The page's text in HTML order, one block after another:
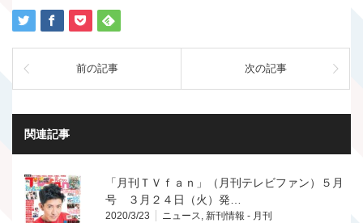
前の記事 次の記事
関連記事
「月刊ＴＶｆａｎ」（月刊テレビファン）５月
号 ３月２４日（火）発…
2020/3/23 ニュース, 新刊情報 - 月刊